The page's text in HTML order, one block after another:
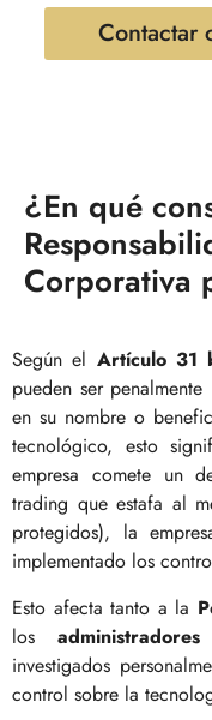
Contactar
¿En qué
Corporativa
Según el Artículo 31
pueden ser
en su nombre o
tecnológico, esto
empresa comete un
trading que estafa al
protegidos), la
implementado los
Esto afecta tanto a la
los
investigados
control sobre la